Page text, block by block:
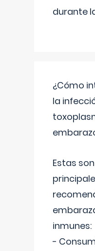
durante
¿Cómo
la
Estas
inmunes:
-